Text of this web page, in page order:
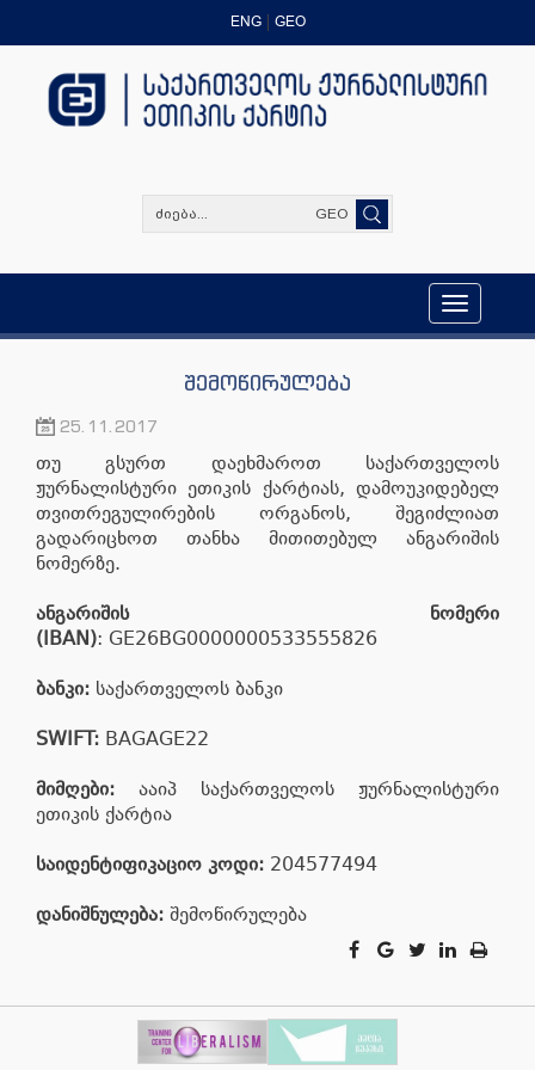
ENG GEO
GEO
Toggle
navigation
შემოწირულება
25.11.2017
თუ გსურთ დაეხმაროთ საქართველოს
ჟურნალისტური ეთიკის ქარტიას, დამოუკიდებელ
თვითრეგულირების ორგანოს, შეგიძლიათ
გადარიცხოთ თანხა მითითებულ ანგარიშის
ნომერზე.
ანგარიშის ნომერი
(IBAN): GE26BG0000000533555826
ბანკი: საქართველოს ბანკი
SWIFT: BAGAGE22
მიმღები: ააიპ საქართველოს ჟურნალისტური
ეთიკის ქარტია
საიდენტიფიკაციო კოდი: 204577494
დანიშნულება: შემოწირულება